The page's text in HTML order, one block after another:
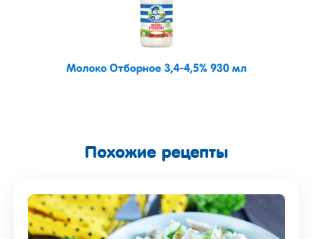
Молоко Отборное 3,4-4,5% 930 мл
Похожие рецепты